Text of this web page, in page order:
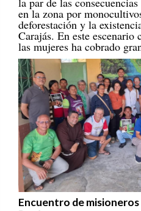
en la zona por
deforestación y la
Carajás. En este escenario
las mujeres ha cobrado
Encuentro de misioneros
Perú